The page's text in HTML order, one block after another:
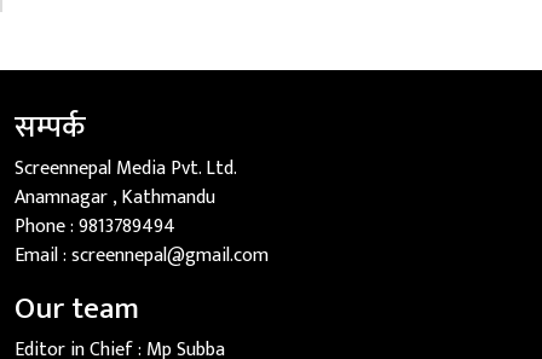
सम्पर्क
Screennepal Media Pvt. Ltd.
Anamnagar , Kathmandu
Phone :9813789494
Email :screennepal@gmail.com
Our team
Editor in Chief : Mp Subba